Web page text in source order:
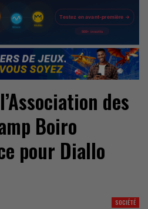
des
Boiro
pour Diallo
SOCIÉTÉ